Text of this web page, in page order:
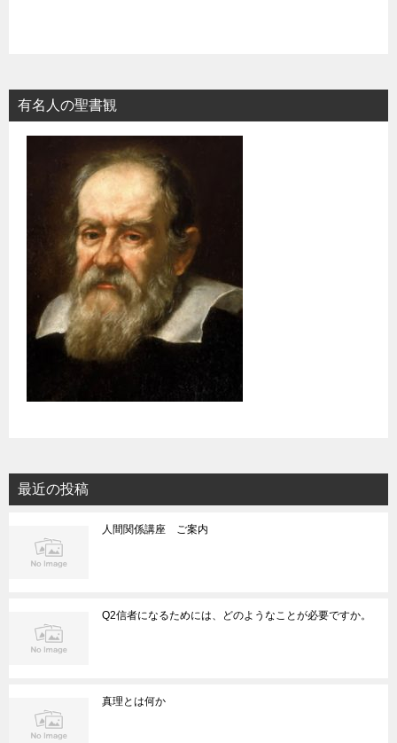
有名人の聖書観
最近の投稿
人間関係講座 ご案内
Q2信者になるためには、どのようなことが必要ですか。
真理とは何か